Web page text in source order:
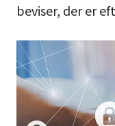
beviser, der er